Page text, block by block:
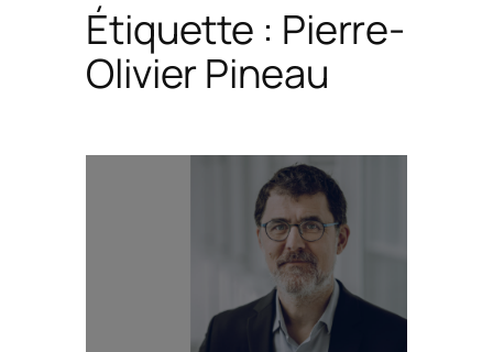
Étiquette : Pierre-
Olivier Pineau